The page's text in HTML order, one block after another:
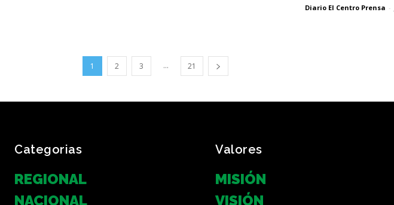
Diario El Centro Prensa -
1 2 3 ... 21
Categorias
REGIONAL
NACIONAL
Valores
MISIÓN
VISIÓN